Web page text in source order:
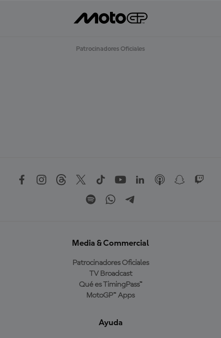
Patrocinadores Oficiales
Media & Commercial
Patrocinadores Oficiales
TV Broadcast
Qué es TimingPass™
MotoGP™ Apps
Ayuda